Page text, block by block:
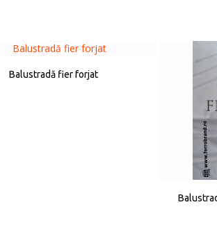
Balustradă fier forjat